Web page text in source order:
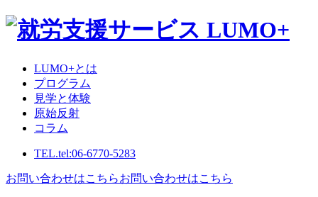
LUMO+とは
プログラム
見学と体験
原始反射
コラム
TEL.tel:06-6770-5283
お問い合わせはこちらお問い合わせはこちら